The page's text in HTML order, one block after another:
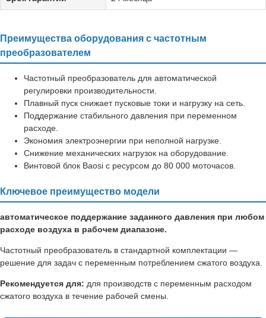
Преимущества оборудования с частотным
преобразователем
Частотный преобразователь для автоматической
регулировки производительности.
Плавный пуск снижает пусковые токи и нагрузку на сеть.
Поддержание стабильного давления при переменном
расходе.
Экономия электроэнергии при неполной нагрузке.
Снижение механических нагрузок на оборудование.
Винтовой блок Baosi с ресурсом до 80 000 моточасов.
Ключевое преимущество модели
автоматическое поддержание заданного давления при любом
расходе воздуха в рабочем диапазоне.
Частотный преобразователь в стандартной комплектации —
решение для задач с переменным потреблением сжатого воздуха.
Рекомендуется для: для производств с переменным расходом
сжатого воздуха в течение рабочей смены.